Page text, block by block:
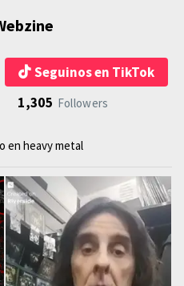
Seguinos en TikTok
1,305 Followers
en heavy metal